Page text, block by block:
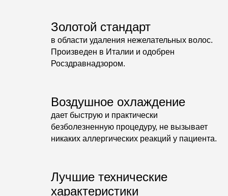
Золотой стандарт
в области удаления нежелательных волос.
Произведен в Италии и одобрен
Росздравнадзором.
Воздушное охлаждение
дает быструю и практически
безболезненную процедуру, не вызывает
никаких аллергических реакций у пациента.
Лучшие технические
характеристики